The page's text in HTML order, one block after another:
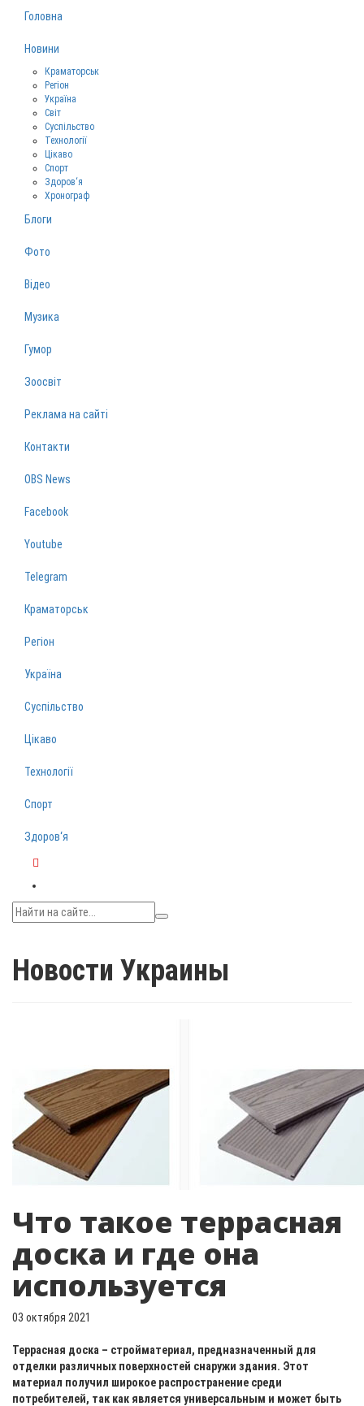
Головна
Новини
Краматорськ
Регіон
Україна
Світ
Суспільство
Технології
Цікаво
Спорт
Здоров‘я
Хронограф
Блоги
Фото
Відео
Музика
Гумор
Зоосвіт
Реклама на сайті
Контакти
OBS News
Facebook
Youtube
Telegram
Краматорськ
Регіон
Україна
Суспільство
Цікаво
Технології
Спорт
Здоров‘я
Новости Украины
Что такое террасная
доска и где она
используется
03 октября 2021
Террасная доска – стройматериал, предназначенный для
отделки различных поверхностей снаружи здания. Этот
материал получил широкое распространение среди
потребителей, так как является универсальным и может быть